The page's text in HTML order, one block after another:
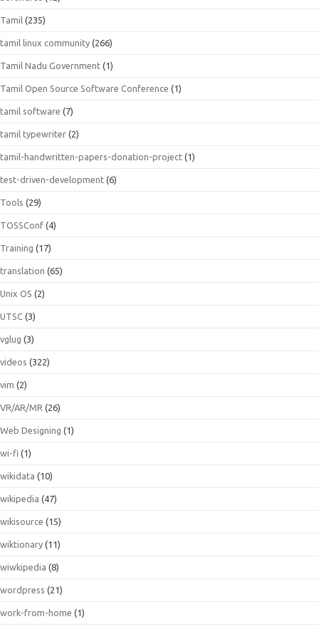
Tamil (235)
tamil linux community (266)
Tamil Nadu Government (1)
Tamil Open Source Software Conference (1)
tamil software (7)
tamil typewriter (2)
tamil-handwritten-papers-donation-project (1)
test-driven-development (6)
Tools (29)
TOSSConf (4)
Training (17)
translation (65)
Unix OS (2)
UTSC (3)
vglug (3)
videos (322)
vim (2)
VR/AR/MR (26)
Web Designing (1)
wi-fi (1)
wikidata (10)
wikipedia (47)
wikisource (15)
wiktionary (11)
wiwkipedia (8)
wordpress (21)
work-from-home (1)